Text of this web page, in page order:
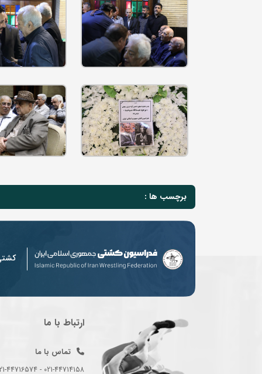
برچسب ها :
ارتباط با ما
تماس با ما
021-44714158 - 021-44716574 - 021-44714489